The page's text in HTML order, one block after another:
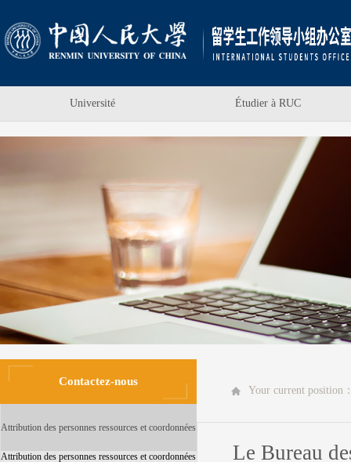
Université Étudier à RUC
Contactez-nous
Attribution des personnes ressources et coordonnées
Attribution des personnes ressources et coordonnées
Your current position
Le Bureau